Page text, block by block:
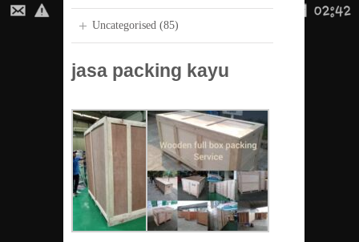
Uncategorised (85)
jasa packing kayu